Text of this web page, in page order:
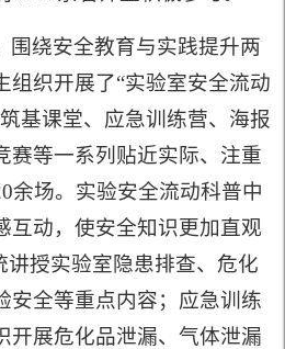
围绕安全教育与实践提升两
组织开展了“实验室安全流动
基课堂、应急训练营、海报
赛等一系列贴近实际、注重
余场。实验安全流动科普中
互动，使安全知识更加直观
讲授实验室隐患排查、危化
安全等重点内容；应急训练
开展危化品泄漏、气体泄漏